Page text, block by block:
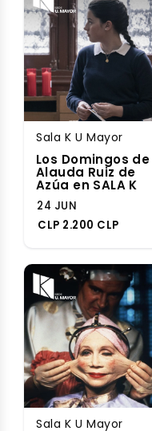
Sala K U Mayor
Los Domingos de
Alauda Ruiz de
Azúa en SALA K
24 JUN
CLP 2.200 CLP
Sala K U Mayor